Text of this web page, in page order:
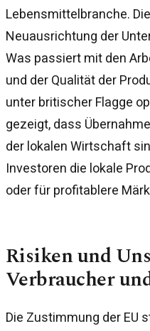
Lebensmittelbranche.
Neuausrichtung der
Was passiert mit den
und der Qualität der
unter britischer Flagge
gezeigt, dass
der lokalen Wirtschaft
Investoren die lokale
oder für profitablere
Risiken und
Verbraucher
Die Zustimmung der EU